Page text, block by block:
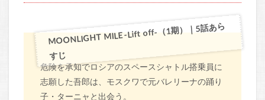
MOONLIGHT MILE -Lift off-（1期）｜5話あら
すじ
危険を承知でロシアのスペースシャトル搭乗員に
志願した吾郎は、モスクワで元バレリーナの踊り
子・ターニャと出会う。